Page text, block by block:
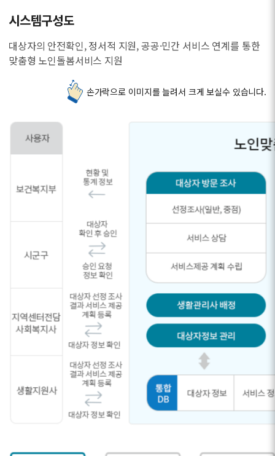
시스템구성도
대상자의 안전확인, 정서적 지원, 공공·민간 서비스 연계를 통한
맞춤형 노인돌봄서비스 지원
손가락으로 이미지를 늘려서 크게 보실수 있습니다.